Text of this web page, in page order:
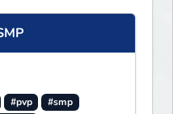
#pvp
#smp